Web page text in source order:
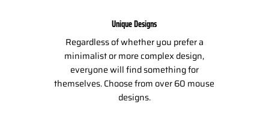
Unique Designs
Regardless of whether you prefer a
minimalist or more complex design,
everyone will find something for
themselves. Choose from over 60 mouse
designs.